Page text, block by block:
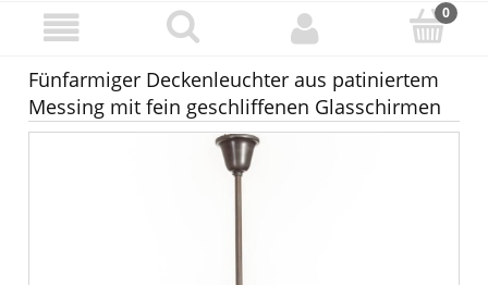
Fünfarmiger Deckenleuchter aus patiniertem
Messing mit fein geschliffenen Glasschirmen